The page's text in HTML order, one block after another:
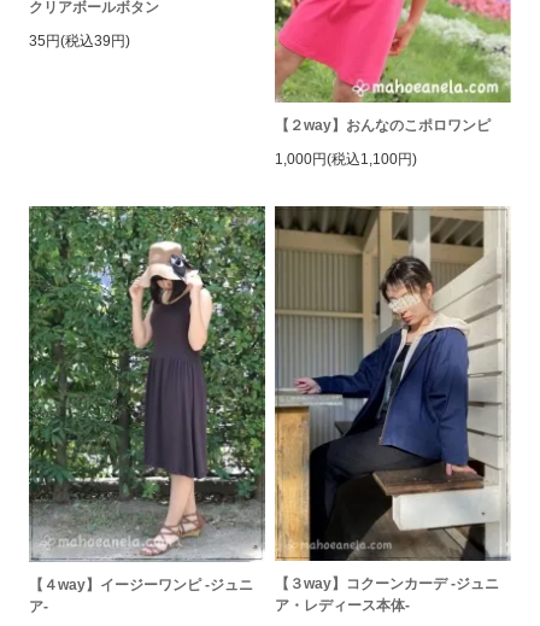
クリアボールボタン
35円(税込39円)
【２way】おんなのこポロワンピ
1,000円(税込1,100円)
【４way】イージーワンピ -ジュニ
ア-
【３way】コクーンカーデ -ジュニ
ア・レディース本体-